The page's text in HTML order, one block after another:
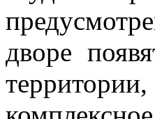
дворе